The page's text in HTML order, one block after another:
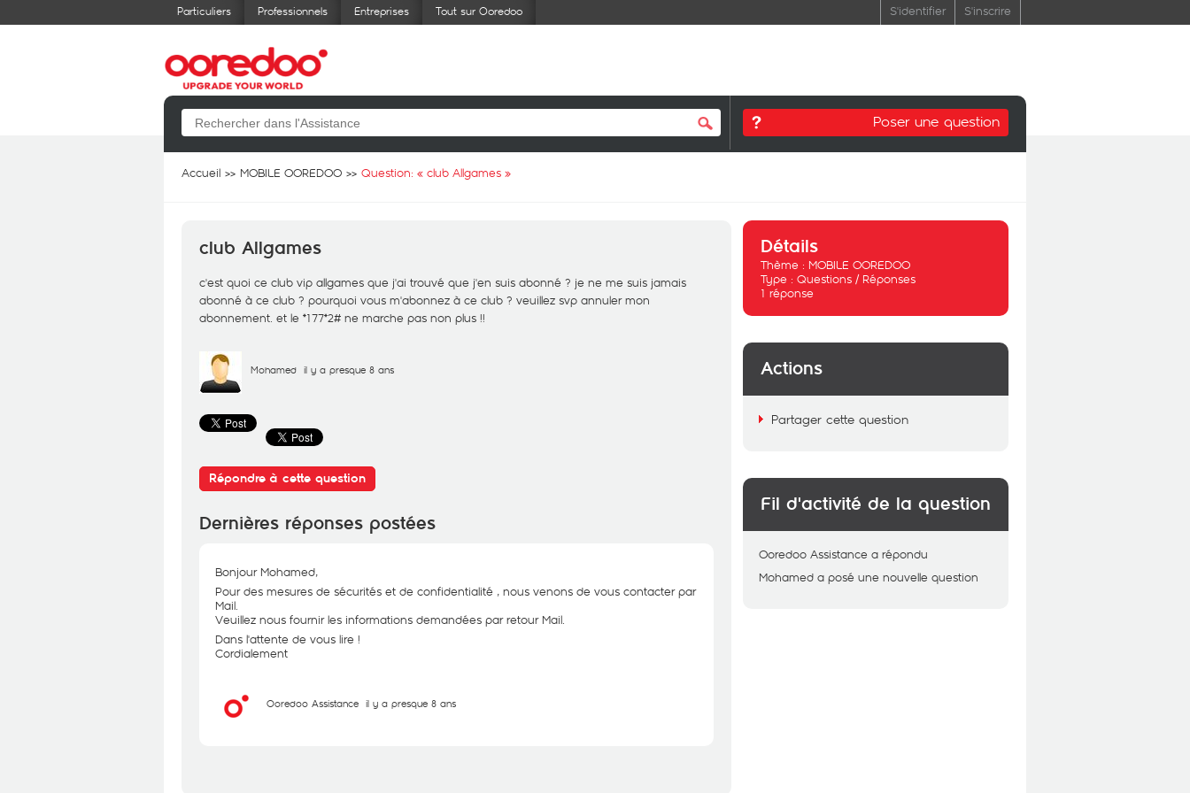
Particuliers Professionnels Entreprises Tout sur Ooredoo S'identifier S'inscrire
Poser une question
Accueil MOBILE OOREDOO Question: « club Allgames »
club Allgames
c'est quoi ce club vip allgames que j'ai trouvé que j'en suis abonné ? je ne me suis jamais
abonné à ce club ? pourquoi vous m'abonnez à ce club ? veuillez svp annuler mon
abonnement. et le *177*2# ne marche pas non plus !!
Mohamed il y a presque 8 ans
Répondre à cette question
Dernières réponses postées
Bonjour Mohamed,
Pour des mesures de sécurités et de confidentialité , nous venons de vous contacter par
Mail.
Veuillez nous fournir les informations demandées par retour Mail.
Dans l'attente de vous lire !
Cordialement
Ooredoo Assistance il y a presque 8 ans
Détails
Thème : MOBILE OOREDOO
Type : Questions / Réponses
1 réponse
Actions
Partager cette question
Fil d'activité de la question
Ooredoo Assistance a répondu
Mohamed a posé une nouvelle question